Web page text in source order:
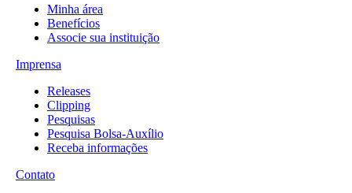
Minha área
Benefícios
Associe sua instituição
Imprensa
Releases
Clipping
Pesquisas
Pesquisa Bolsa-Auxílio
Receba informações
Contato